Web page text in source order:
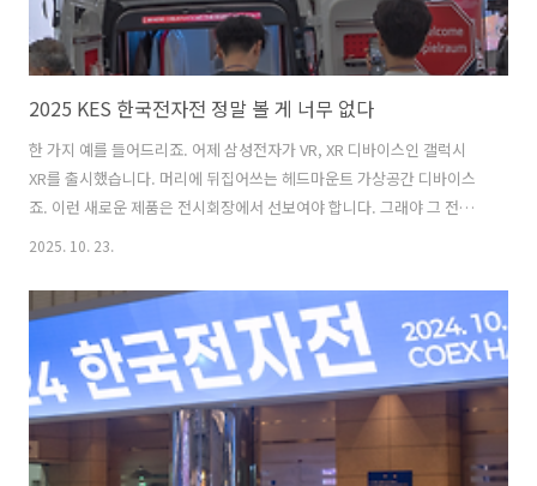
2025 KES 한국전자전 정말 볼 게 너무 없다
한 가지 예를 들어드리죠. 어제 삼성전자가 VR, XR 디바이스인 갤럭시
XR를 출시했습니다. 머리에 뒤집어쓰는 헤드마운트 가상공간 디바이스
죠. 이런 새로운 제품은 전시회장에서 선보여야 합니다. 그래야 그 전시
회가 인기가 높고 신제품을 보러 사람들이 몰리죠. 또한 회사는 신제품
삼성전자와 LG전자가 이 전시회에서 신제품 발표한 적이 최근 거의 없습
니다. 그 전시회는 바로 한국전자전입니다. 갈수록 볼 게 사라지고 있는
한국전자전. 특단의 대책을 마련해야 할 정도잘 나갈 때는 공진화라고 해
서 삼성전자 직원이 LG전자 부스에서 이러저러한 걸 물어보고 반대로
LG전자 명찰을 단 직원이 삼성전자 신제품에 대한 의견을 제공하는 등
서로 독려, 격..
2025. 10. 23.